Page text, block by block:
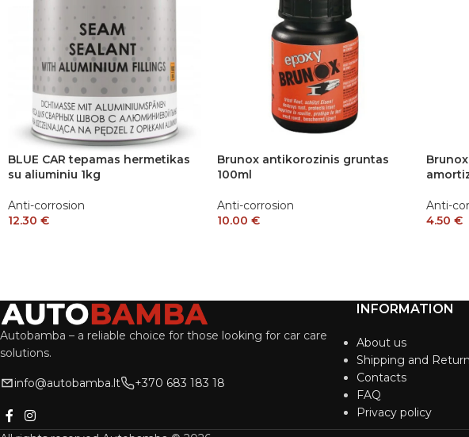
BLUE CAR tepamas hermetikas
su aliuminiu 1kg
Anti-corrosion
12.30 €
Brunox antikorozinis gruntas
100ml
Anti-corrosion
10.00 €
Anti-
4.50 €
Autobamba – a reliable choice for those looking for car care
solutions.
info@autobamba.lt +370 683 183 18
INFORMATION
About us
Shipping and
Contacts
FAQ
Privacy policy